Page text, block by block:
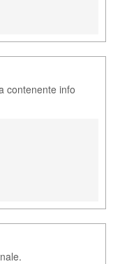
contenente info